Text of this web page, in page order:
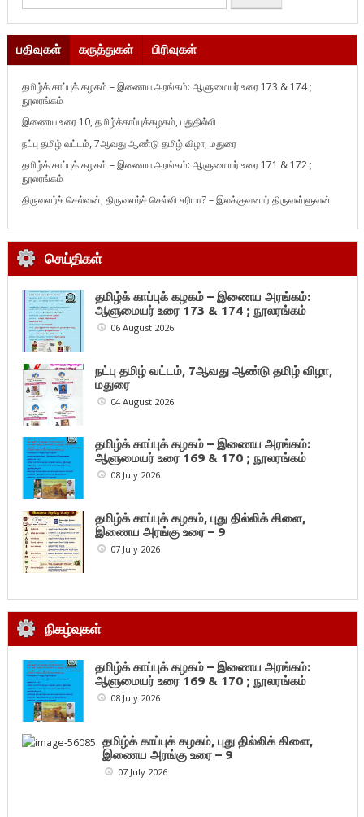
பதிவுகள் கருத்துகள் பிரிவுகள்
தமிழ்க் காப்புக் கழகம் – இணைய அரங்கம்: ஆளுமையர் உரை 173 & 174 ;
நூலரங்கம்
இணைய உரை 10, தமிழ்க்காப்புக்கழகம், புதுதில்லி
நட்பு தமிழ் வட்டம், 7ஆவது ஆண்டு தமிழ் விழா, மதுரை
தமிழ்க் காப்புக் கழகம் – இணைய அரங்கம்: ஆளுமையர் உரை 171 & 172 ;
நூலரங்கம்
திருவளர்ச் செல்வன், திருவளர்ச் செல்வி சரியா? – இலக்குவனார் திருவள்ளுவன்
செய்திகள்
தமிழ்க் காப்புக் கழகம் – இணைய அரங்கம்:
ஆளுமையர் உரை 173 & 174 ; நூலரங்கம்
06 August 2026
நட்பு தமிழ் வட்டம், 7ஆவது ஆண்டு தமிழ் விழா,
மதுரை
04 August 2026
தமிழ்க் காப்புக் கழகம் – இணைய அரங்கம்:
ஆளுமையர் உரை 169 & 170 ; நூலரங்கம்
08 July 2026
தமிழ்க் காப்புக் கழகம், புது தில்லிக் கிளை,
இணைய அரங்கு உரை – 9
07 July 2026
நிகழ்வுகள்
தமிழ்க் காப்புக் கழகம் – இணைய அரங்கம்:
ஆளுமையர் உரை 169 & 170 ; நூலரங்கம்
08 July 2026
தமிழ்க் காப்புக் கழகம், புது தில்லிக் கிளை,
இணைய அரங்கு உரை – 9
07 July 2026